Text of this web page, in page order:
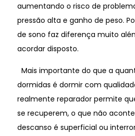
aumentando o risco de
pressão alta e ganho de peso.
de sono faz diferença muito
acordar disposto.
Mais importante do que a
dormidas é dormir com
realmente reparador permite
se recuperem, o que não
descanso é superficial ou